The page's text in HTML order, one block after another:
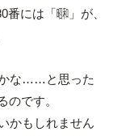
番には「㍼」が、
な……と思った
のです。
かもしれません